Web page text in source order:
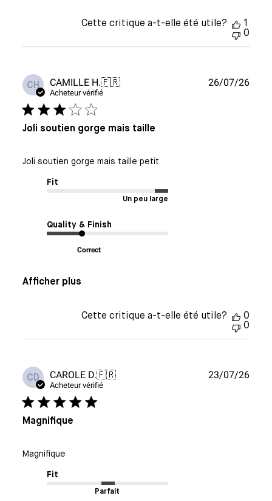
Cette critique a-t-elle été utile?
1
0
CH CAMILLE H.🇫🇷
Acheteur vérifié
Joli soutien gorge mais taille
Joli soutien gorge mais taille petit
Fit
Un peu large
Quality & Finish
Correct
Afficher plus
Date
26/07/26
Cette critique a-t-elle été utile?
0
0
CD CAROLE D.🇫🇷
Acheteur vérifié
Magnifique
Magnifique
Fit
Parfait
Date
23/07/26